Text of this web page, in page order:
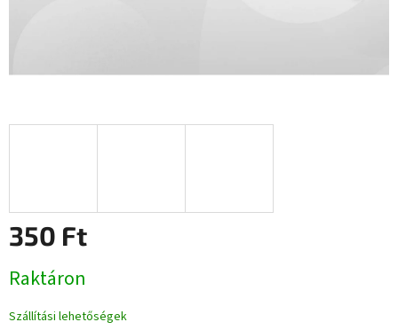
350 Ft
Raktáron
Szállítási lehetőségek